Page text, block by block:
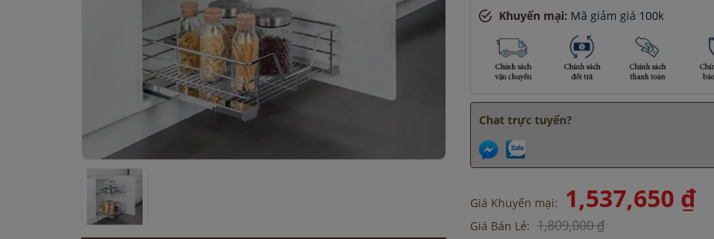
Anh Tuấn
Anh Hùng
Chị Lan-ở Hải Dương đã đặt máy hút mùi cách đây 2 giờ
Khuyến mại: Mã giảm giá 100k
Chat trực tuyến?
Giá Khuyến mại: 1,537,650 ₫
Giá Bán Lẻ: 1,809,000 ₫